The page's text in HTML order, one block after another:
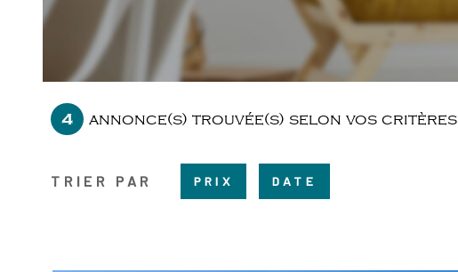
4 annonce(s) trouvée(s) selon vos critères
TRIER PAR PRIX DATE